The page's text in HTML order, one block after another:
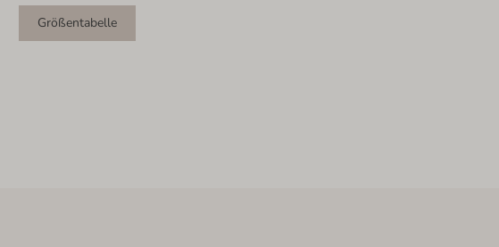
Größentabelle